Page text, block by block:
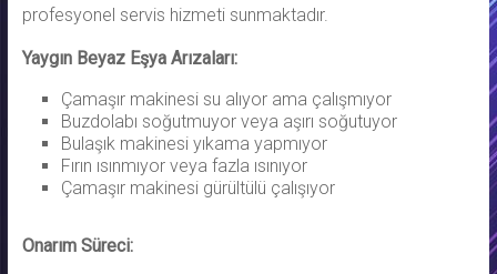
profesyonel servis hizmeti sunmaktadır.
Yaygın Beyaz Eşya Arızaları:
Çamaşır makinesi su alıyor ama çalışmıyor
Buzdolabı soğutmuyor veya aşırı soğutuyor
Bulaşık makinesi yıkama yapmıyor
Fırın ısınmıyor veya fazla ısınıyor
Çamaşır makinesi gürültülü çalışıyor
Onarım Süreci: